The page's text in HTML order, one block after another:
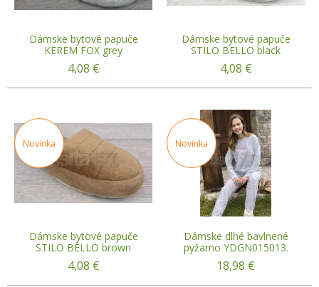
Dámske bytové papuče
KEREM FOX grey
4,08 €
Dámske bytové papuče
STILO BELLO black
4,08 €
Novinka
Dámske bytové papuče
STILO BELLO brown
4,08 €
Novinka
Dámske dlhé bavlnené
pyžamo YDGN015013.
18,98 €